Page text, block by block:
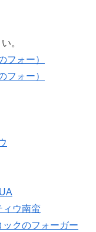
。
フォー）
フォー）
ィウ南蛮
クのフォーガー